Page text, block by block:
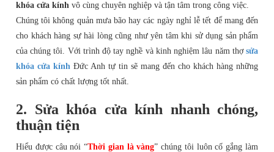
khóa cửa kính vô cùng chuyên nghiệp và tận tâm trong công việc.
Chúng tôi không quản mưa bão hay các ngày nghỉ lễ tết để mang đến
cho khách hàng sự hài lòng cũng như yên tâm khi sử dụng sản phẩm
của chúng tôi. Với trình độ tay nghề và kinh nghiệm lâu năm thợ sửa
khóa cửa kính Đức Anh tự tin sẽ mang đến cho khách hàng những
sản phẩm có chất lượng tốt nhất.
2. Sửa khóa cửa kính nhanh chóng,
thuận tiện
Hiểu được câu nói “Thời gian là vàng” chúng tôi luôn cố gắng làm